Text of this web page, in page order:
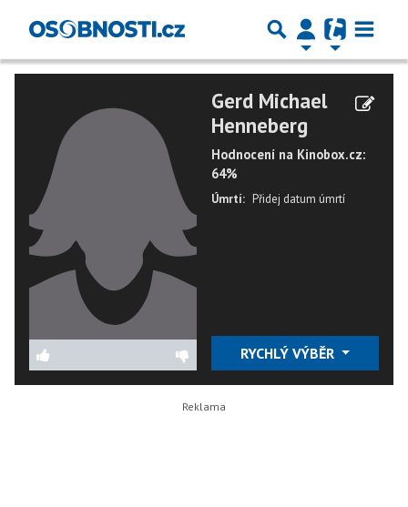
Gerd Michael
Henneberg
Hodnocení na Kinobox.cz:
64%
Úmrtí: Přidej datum úmrtí
RYCHLÝ VÝBĚR